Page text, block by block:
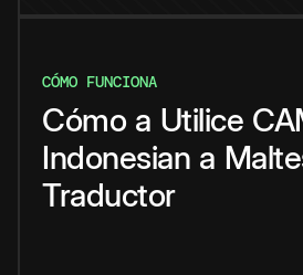
CÓMO FUNCIONA
Cómo a Utilice
Indonesian a
Traductor